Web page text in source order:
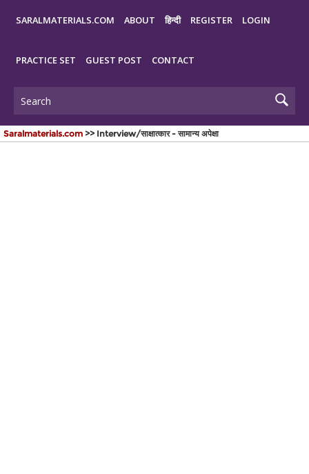
SARALMATERIALS.COM ABOUT हिन्दी REGISTER LOGIN
PRACTICE SET GUEST POST CONTACT
Saralmaterials.com >> Interview/साक्षात्कार - सामान्य अपेक्षा